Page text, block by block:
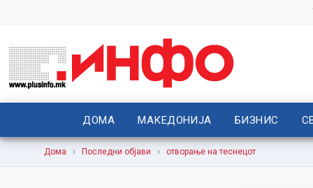
ДОМА МАКЕДОНИЈА БИЗНИС
Дома Последни објави отворање на теснецот